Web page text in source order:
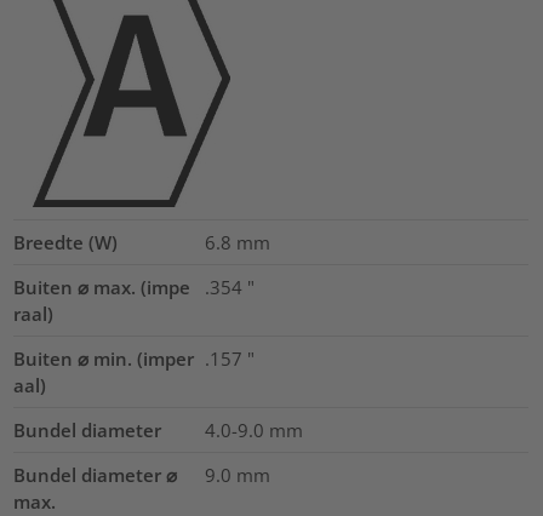
Breedte (W) 6.8 mm
Buiten ⌀ max. (impe
raal)
.354 "
Buiten ⌀ min. (imper
aal)
.157 "
Bundel diameter 4.0-9.0 mm
Bundel diameter ⌀
max.
9.0 mm